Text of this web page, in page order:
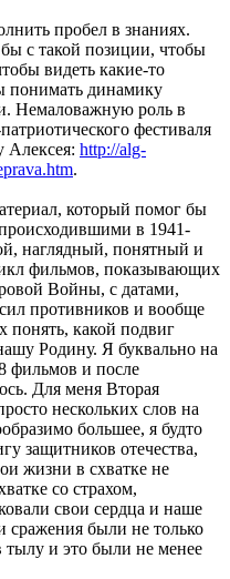
пробел в знаниях.
с такой позиции, чтобы
видеть какие-то
понимать динамику
Немаловажную роль в
фестиваля
Алексея: http://alg-
.
который помог бы
в 1941-
наглядный, понятный и
фильмов, показывающих
Войны, с датами,
противников и вообще
понять, какой подвиг
Родину. Я буквально на
фильмов и после
Для меня Вторая
нескольких слов на
большее, я будто
защитников отечества,
жизни в схватке не
со страхом,
свои сердца и наше
сражения были не только
и это были не менее